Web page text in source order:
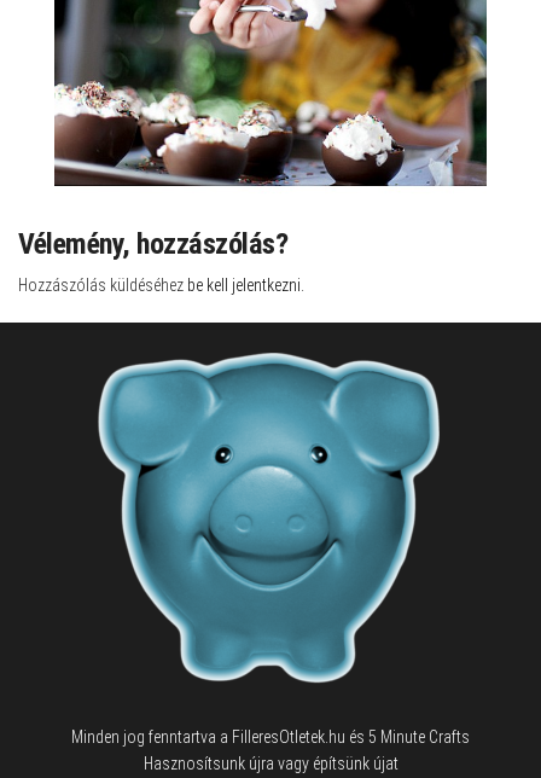
Vélemény, hozzászólás?
Hozzászólás küldéséhez be kell jelentkezni
Minden jog fenntartva a FilleresOtletek.hu és 5 Minute Crafts
Hasznosítsunk újra vagy építsünk újat